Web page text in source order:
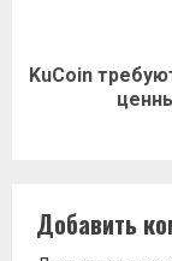
Следующая
KuCoin
Добавить